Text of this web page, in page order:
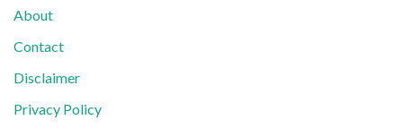
About
Contact
Disclaimer
Privacy Policy